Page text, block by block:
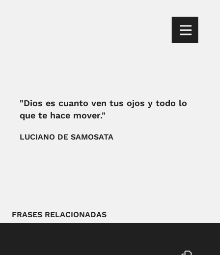
"Dios es cuanto ven tus ojos y todo lo
que te hace mover."
LUCIANO DE SAMOSATA
FRASES RELACIONADAS